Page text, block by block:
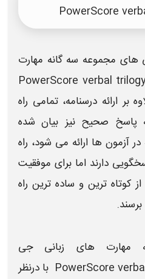
PowerScore
های مجموعه سه گانه مهارت
PowerScore verbal
ارائه درسنامه، تمامی راه
پاسخ صحیح نیز بیان شده
آزمون ها ارائه می شود، راه
دارند اما برای موفقیت
از کوتاه ترین و ساده ترین راه
مهارت های زبانی جی
PowerScore با درنظر